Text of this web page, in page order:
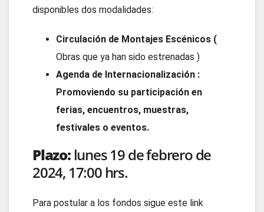
disponibles dos modalidades:
Circulación de Montajes Escénicos (
Obras que ya han sido estrenadas )
Agenda de Internacionalización :
Promoviendo su participación en
ferias, encuentros, muestras,
festivales o eventos.
Plazo:lunes 19 de febrero de
2024, 17:00 hrs.
Para postular a los fondos sigue este link